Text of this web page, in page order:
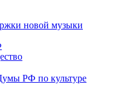
новой музыки
РФ по культуре